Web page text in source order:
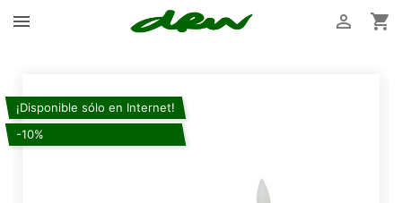
 

¡Disponible sólo en Internet!
-10%